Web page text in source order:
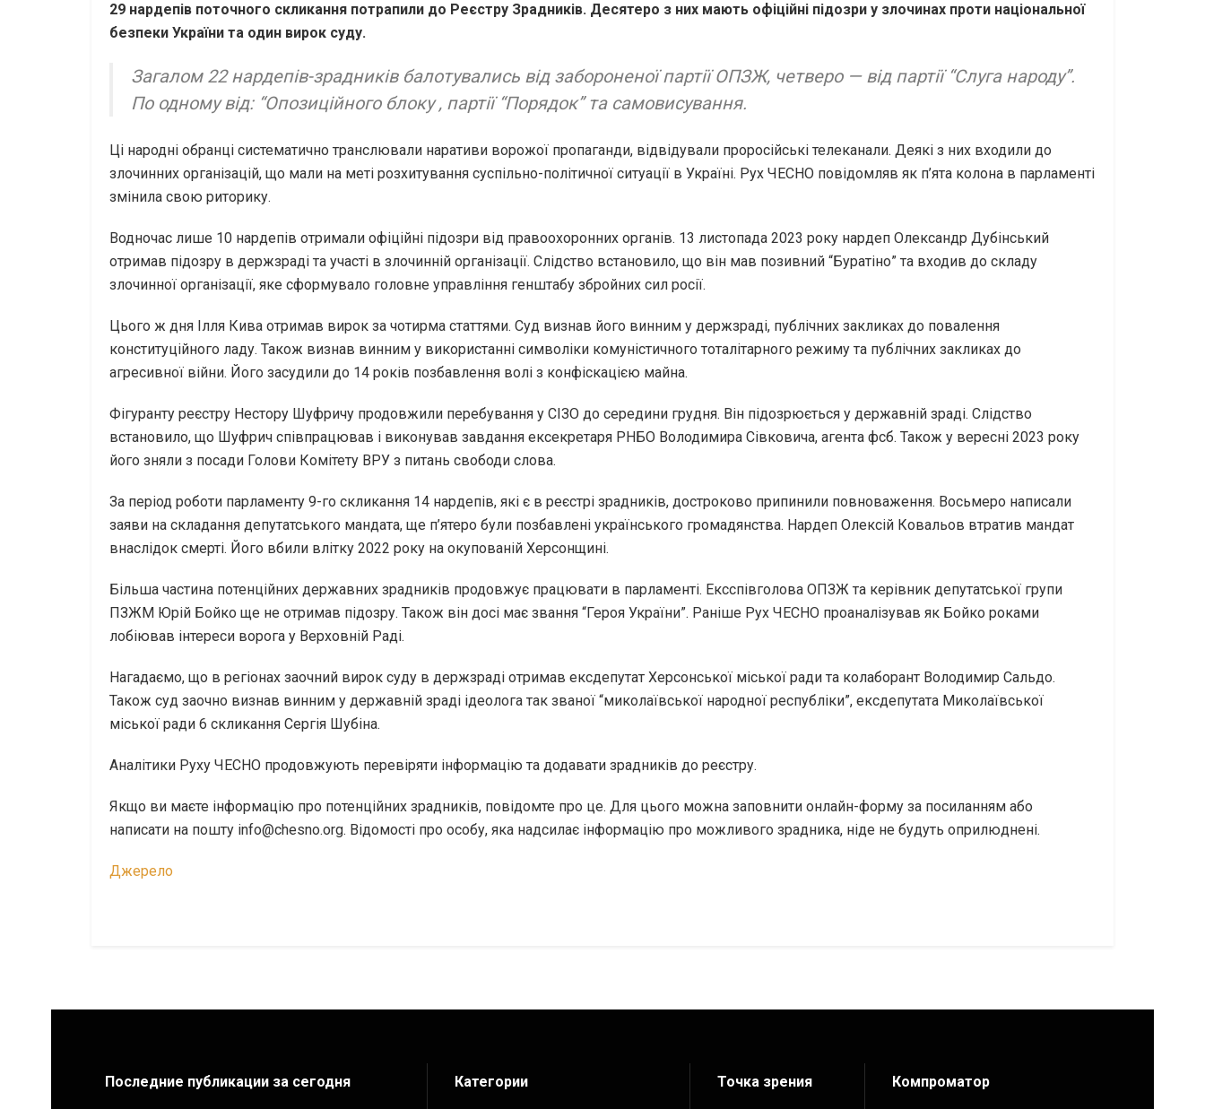
29 нардепів поточного скликання потрапили до Реєстру Зрадників. Десятеро з них мають офіційні підозри у злочинах проти національної
безпеки України та один вирок суду.
Загалом 22 нардепів-зрадників балотувались від забороненої партії ОПЗЖ, четверо — від партії “Слуга народу”.
По одному від: “Опозиційного блоку , партії “Порядок” та самовисування.
Ці народні обранці систематично транслювали наративи ворожої пропаганди, відвідували проросійські телеканали. Деякі з них входили до
злочинних організацій, що мали на меті розхитування суспільно-політичної ситуації в Україні. Рух ЧЕСНО повідомляв як п’ята колона в парламенті
змінила свою риторику.
Водночас лише 10 нардепів отримали офіційні підозри від правоохоронних органів. 13 листопада 2023 року нардеп Олександр Дубінський
отримав підозру в держзраді та участі в злочинній організації. Слідство встановило, що він мав позивний “Буратіно” та входив до складу
злочинної організації, яке сформувало головне управління генштабу збройних сил росії.
Цього ж дня Ілля Кива отримав вирок за чотирма статтями. Суд визнав його винним у держзраді, публічних закликах до повалення
конституційного ладу. Також визнав винним у використанні символіки комуністичного тоталітарного режиму та публічних закликах до
агресивної війни. Його засудили до 14 років позбавлення волі з конфіскацією майна.
Фігуранту реєстру Нестору Шуфричу продовжили перебування у СІЗО до середини грудня. Він підозрюється у державній зраді. Слідство
встановило, що Шуфрич співпрацював і виконував завдання ексекретаря РНБО Володимира Сівковича, агента фсб. Також у вересні 2023 року
його зняли з посади Голови Комітету ВРУ з питань свободи слова.
За період роботи парламенту 9-го скликання 14 нардепів, які є в реєстрі зрадників, достроково припинили повноваження. Восьмеро написали
заяви на складання депутатського мандата, ще п’ятеро були позбавлені українського громадянства. Нардеп Олексій Ковальов втратив мандат
внаслідок смерті. Його вбили влітку 2022 року на окупованій Херсонщині.
Більша частина потенційних державних зрадників продовжує працювати в парламенті. Ексспівголова ОПЗЖ та керівник депутатської групи
ПЗЖМ Юрій Бойко ще не отримав підозру. Також він досі має звання “Героя України”. Раніше Рух ЧЕСНО проаналізував як Бойко роками
лобіював інтереси ворога у Верховній Раді.
Нагадаємо, що в регіонах заочний вирок суду в держзраді отримав ексдепутат Херсонської міської ради та колаборант Володимир Сальдо.
Також суд заочно визнав винним у державній зраді ідеолога так званої “миколаївської народної республіки”, ексдепутата Миколаївської
міської ради 6 скликання Сергія Шубіна.
Аналітики Руху ЧЕСНО продовжують перевіряти інформацію та додавати зрадників до реєстру.
Якщо ви маєте інформацію про потенційних зрадників, повідомте про це. Для цього можна заповнити онлайн-форму за посиланням або
написати на пошту info@chesno.org. Відомості про особу, яка надсилає інформацію про можливого зрадника, ніде не будуть оприлюднені.
Джерело
Последние публикации за сегодня Категории Точка зрения Компроматор